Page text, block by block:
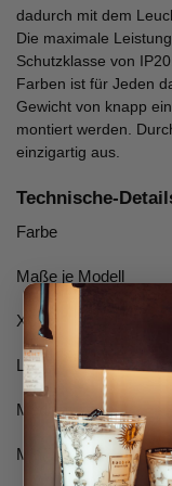
dadurch mit dem
Die maximale
Schutzklasse von
Farben ist für Jeden
Gewicht von knapp
montiert werden.
einzigartig aus.
Technische-
Farbe
Maße je Modell
XL
Large
Medium
Mini